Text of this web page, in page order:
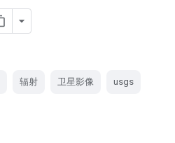
辐射 卫星影像 usgs